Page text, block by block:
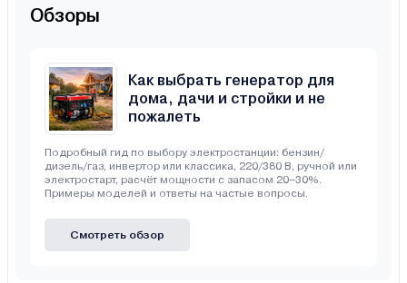
Обзоры
Как выбрать генератор для
дома, дачи и стройки и не
пожалеть
Подробный гид по выбору электростанции: бензин/
дизель/газ, инвертор или классика, 220/380 В, ручной или
электростарт, расчёт мощности с запасом 20–30%.
Примеры моделей и ответы на частые вопросы.
Смотреть обзор